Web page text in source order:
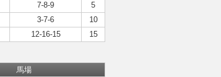
7-8-9
5
3-7-6
10
12-16-15 15
馬場